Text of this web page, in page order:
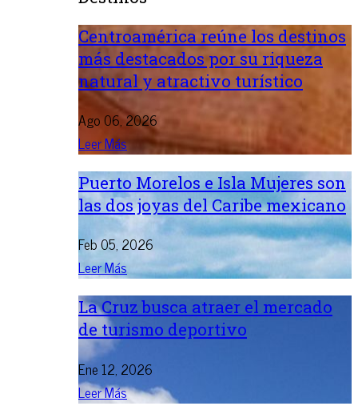
Centroamérica reúne los destinos
más destacados por su riqueza
natural y atractivo turístico
Ago 06, 2026
Leer Más
Puerto Morelos e Isla Mujeres son
las dos joyas del Caribe mexicano
Feb 05, 2026
Leer Más
La Cruz busca atraer el mercado
de turismo deportivo
Ene 12, 2026
Leer Más